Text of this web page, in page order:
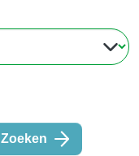
Zoeken